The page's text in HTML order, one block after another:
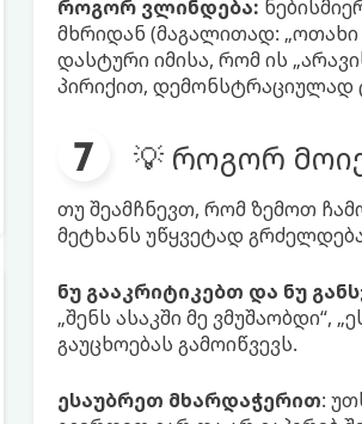
როგორ ვლინდება:
მხრიდან (მაგალითად:
დასტური იმისა, რომ ის
პირიქით, დემონსტრაციულად
💡 როგორ
თუ შეამჩნევთ, რომ ზემოთ
მეტხანს უწყვეტად
ნუ გააკრიტიკებთ და ნუ
„შენს ასაკში მე
გაუცხოებას გამოიწვევს.
ესაუბრეთ მხარდაჭერით: